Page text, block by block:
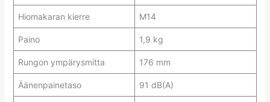
Hiomakaran kierre M14
Paino 1,9 kg
Rungon ympärysmitta 176 mm
Äänenpainetaso 91 dB(A)